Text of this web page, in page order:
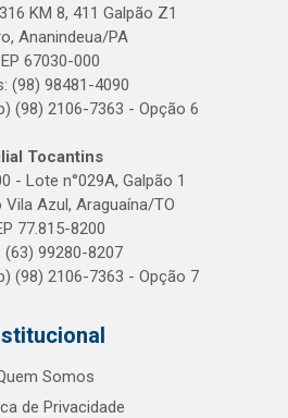
KM 8, 411 Galpão Z1
Ananindeua/PA
67030-000
(98) 98481-4090
(98) 2106-7363 - Opção 6
Tocantins
- Lote n°029A, Galpão 1
Azul, Araguaína/TO
77.815-8200
(63) 99280-8207
(98) 2106-7363 - Opção 7
Somos
de Privacidade